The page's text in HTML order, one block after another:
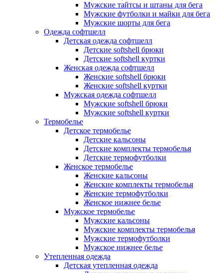
Мужские тайтсы и штаны для бега
Мужские футболки и майки для бега
Мужские шорты для бега
Одежда софтшелл
Детская одежда софтшелл
Детские softshell брюки
Детские softshell куртки
Женская одежда софтшелл
Женские softshell брюки
Женские softshell куртки
Мужская одежда софтшелл
Мужские softshell брюки
Мужские softshell куртки
Термобелье
Детское термобелье
Детские кальсоны
Детские комплекты термобелья
Детские термофутболки
Женское термобелье
Женские кальсоны
Женские комплекты термобелья
Женские термофутболки
Женское нижнее белье
Мужское термобелье
Мужские кальсоны
Мужские комплекты термобелья
Мужские термофутболки
Мужское нижнее белье
Утепленная одежда
Детская утепленная одежда